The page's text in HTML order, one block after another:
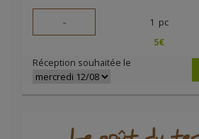
- 1 pc
5€
Réception souhaitée le